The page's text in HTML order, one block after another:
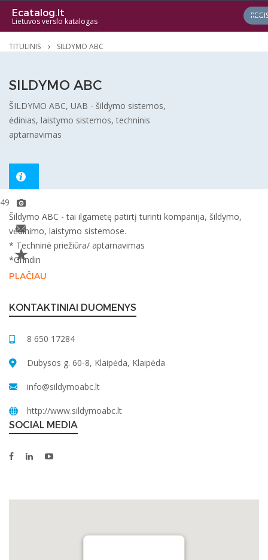
Ecatalog.lt
Lietuvos verslo katalogas
TITULINIS SILDYMO ABC
SILDYMO ABC
ŠILDYMO ABC, UAB - šildymo sistemos,
ėdinias, laistymo sistemos, techninis
aptarnavimas
4915
Šildymo ABC - tai ilgametę patirtį turinti kompanija, šildymo,
vėdinimo, laistymo sistemose.
* Techninė priežiūra/ aptarnavimas
*Grindin
PLAČIAU
KONTAKTINIAI DUOMENYS
8 650 17284
Dubysos g. 60-8, Klaipėda, Klaipėda
info@sildymoabc.lt
http://www.sildymoabc.lt
SOCIAL MEDIA